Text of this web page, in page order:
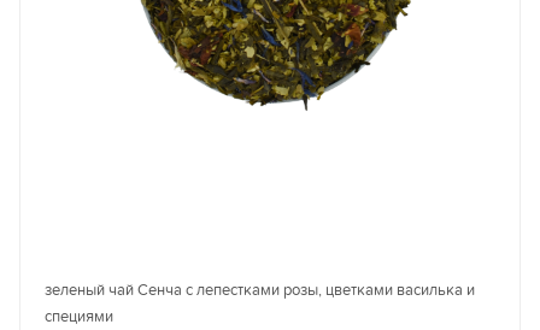
зеленый чай Сенча с лепестками розы, цветками василька и
специями